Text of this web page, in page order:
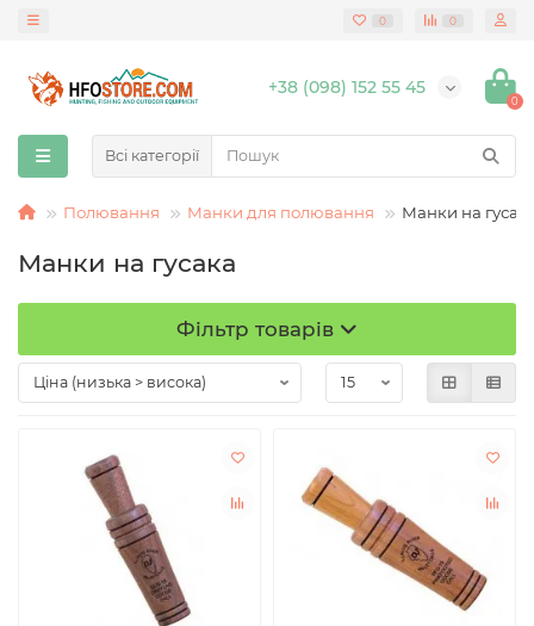
0 0
+38 (098) 152 55 45
0
Всі категорії
Полювання Манки для полювання Манки на
Манки на гусака
Фільтр товарів